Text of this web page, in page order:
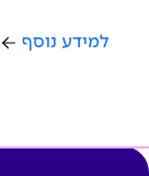
למידע נוסף